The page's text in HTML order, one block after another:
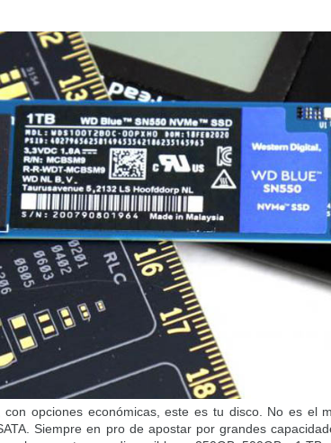
opciones económicas, este es tu disco. No es el
Siempre en pro de apostar por grandes